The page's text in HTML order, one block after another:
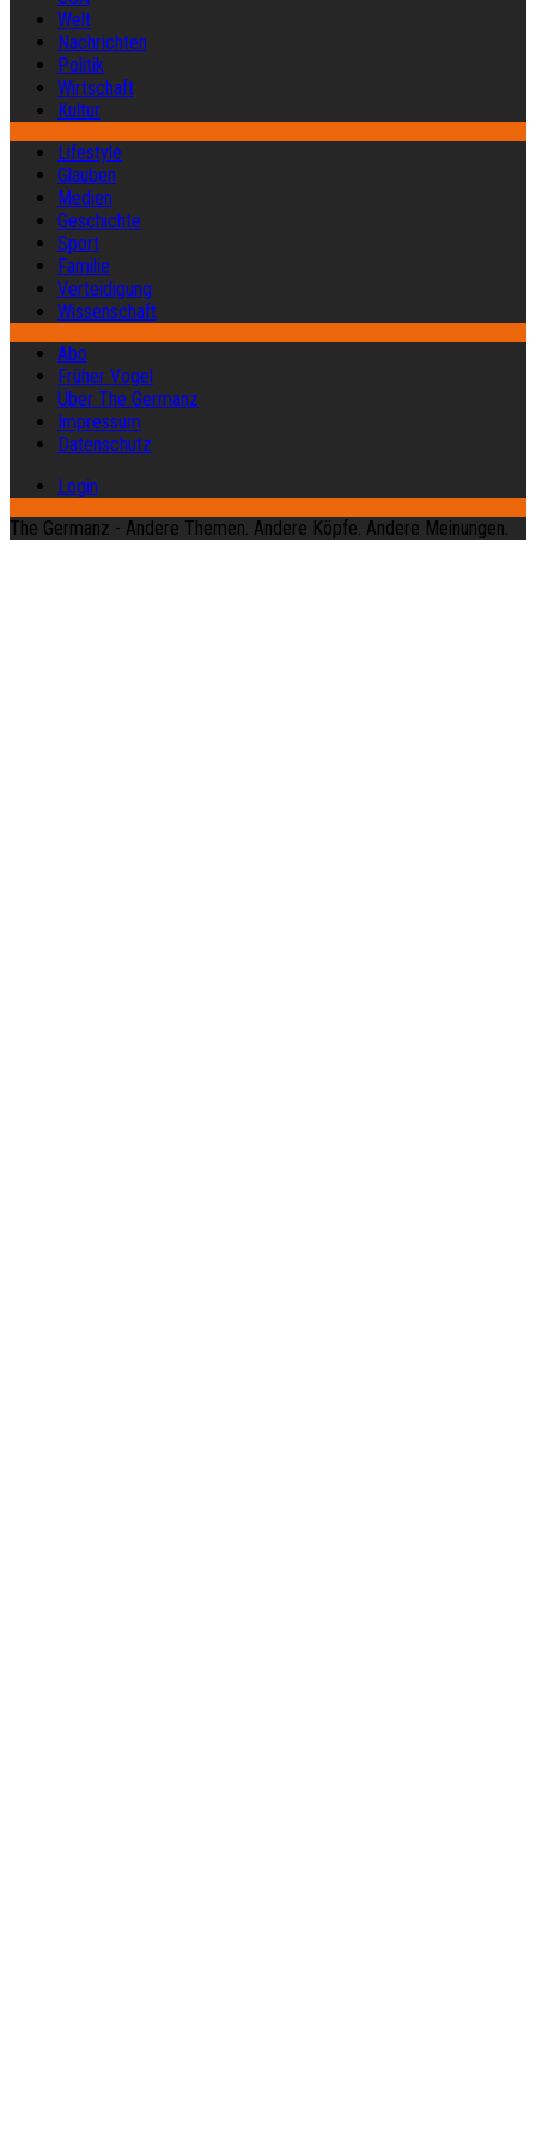
Welt
Nachrichten
Politik
Wirtschaft
Kultur
Lifestyle
Glauben
Medien
Geschichte
Sport
Familie
Verteidigung
Wissenschaft
Abo
Früher Vogel
Über The Germanz
Impressum
Datenschutz
Login
The Germanz - Andere Themen. Andere Köpfe. Andere Meinungen.